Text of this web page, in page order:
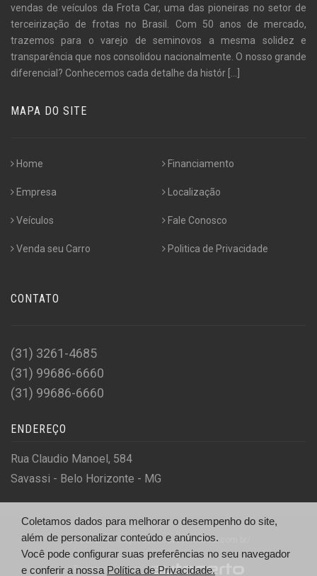
vendas de veículos da Frota Car, uma das pioneiras no setor de
terceirização de frotas no Brasil. Com 50 anos de mercado,
trazemos para o varejo de seminovos a mesma solidez e
transparência que nos consolidou nacionalmente. O nosso grande
diferencial? Conhecemos cada detalhe da histór [...]
MAPA DO SITE
Home
Empresa
Veículos
Venda seu Carro
Financiamento
Localização
Fale Conosco
Politica de Privacidade
CONTATO
(31) 3261-4685
(31) 99686-6660
(31) 99686-6660
ENDEREÇO
Rua Claudio Manoel, 584
Savassi - Belo Horizonte - MG
© A. E. Ltda - http://seminovos.frotacar.com.br/
Desenvolvido por
Coletamos dados para melhorar o desempenho do site,
além de personalizar conteúdo e anúncios.
Você pode configurar suas preferências no seu navegador
e conferir a nossa Política de Privacidade.